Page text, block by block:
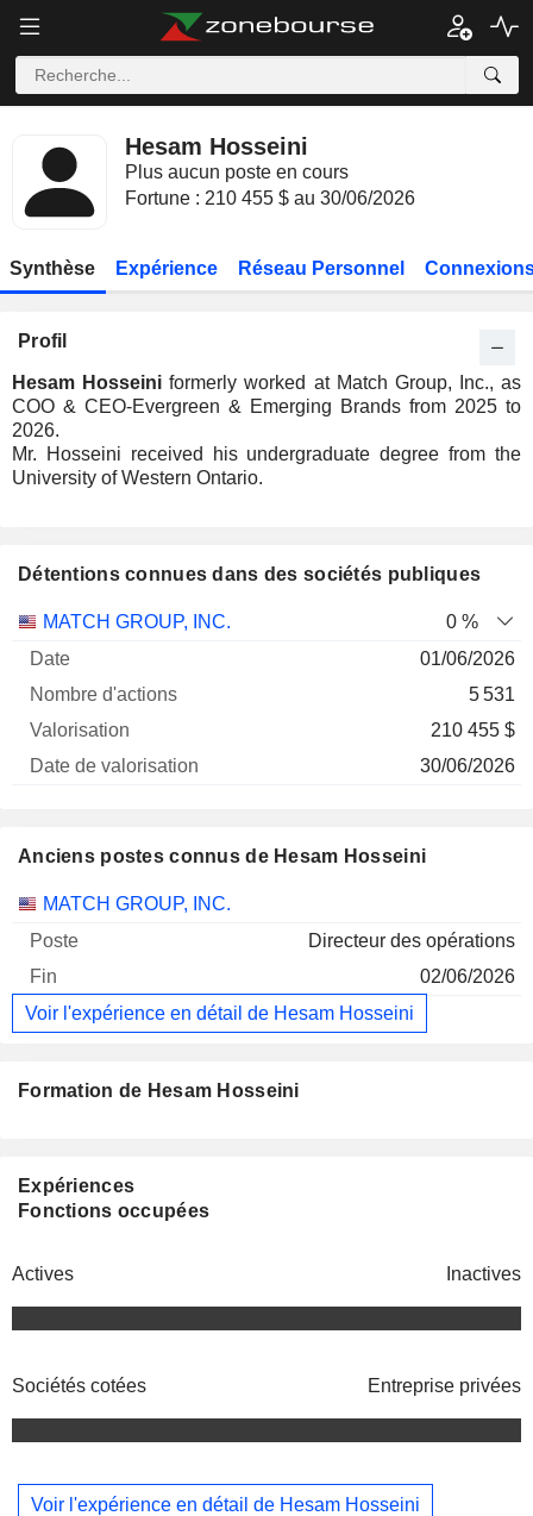
Hesam Hosseini
Plus aucun poste en cours
Fortune : 210 455 $ au 30/06/2026
Synthèse Expérience Réseau Personnel
Profil
Hesam Hosseini formerly worked at Match Group, Inc., as
COO & CEO-Evergreen & Emerging Brands from 2025 to
2026.
Mr. Hosseini received his undergraduate degree from the
University of Western Ontario.
Détentions connues dans des sociétés publiques
Nombre
MATCH GROUP, INC.
0 %
01/06/2026
5 531
210 455 $
30/06/2026
Anciens postes connus de Hesam Hosseini
Sociétés Poste Fin
MATCH GROUP, INC.
Directeur des opérations
02/06/2026
Voir l'expérience en détail de Hesam Hosseini
Formation de Hesam Hosseini
Expériences
Fonctions occupées
Actives Inactives
Sociétés cotées Entreprise privées
Voir l'expérience en détail de Hesam Hosseini